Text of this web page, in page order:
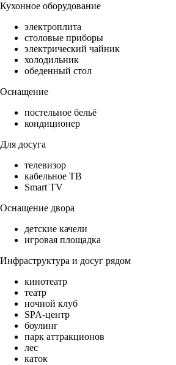
Кухонное оборудование
электроплита
столовые приборы
электрический чайник
холодильник
обеденный стол
Оснащение
постельное бельё
кондиционер
Для досуга
телевизор
кабельное ТВ
Smart TV
Оснащение двора
детские качели
игровая площадка
Инфраструктура и досуг рядом
кинотеатр
театр
ночной клуб
SPA-центр
боулинг
парк аттракционов
лес
каток